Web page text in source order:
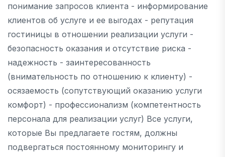
понимание запросов клиента - информирование
клиентов об услуге и ее выгодах - репутация
гостиницы в отношении реализации услуги -
безопасность оказания и отсутствие риска -
надежность - заинтересованность
(внимательность по отношению к клиенту) -
осязаемость (сопутствующий оказанию услуги
комфорт) - профессионализм (компетентность
персонала для реализации услуг) Все услуги,
которые Вы предлагаете гостям, должны
подвергаться постоянному мониторингу и